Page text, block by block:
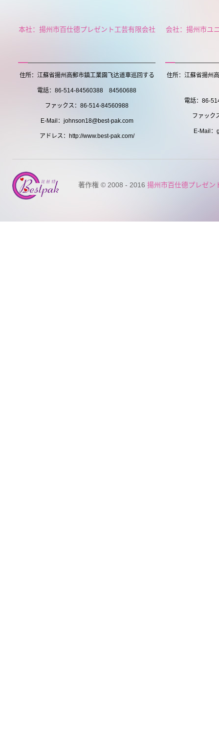
本社：揚州市百仕德プレゼント工芸有限会社
住所：江蘇省揚州高郵市鎮工業園飞达道車巡回する
電話：86-514-84560388 84560688
ファックス：86-514-84560988
E-Mail：johnson18@best-pak.com
アドレス：http://www.best-pak.com/
会社：揚州市ユ
住所：江蘇省揚州
電話：86-
ファック
E-Mail：
著作権 © 2008 - 2016 揚州市百仕德プレゼン